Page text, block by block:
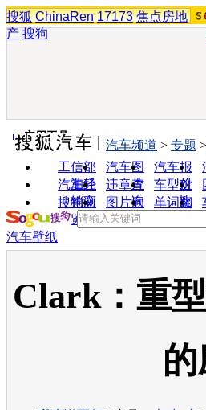
搜狐 ChinaRen 17173 焦点房地
产 搜狗
实用工具
工信部
油耗
汽车图
片
汽车报
价
汽车经
销商
违章查
询
车型对
比
搜狗浏
览器
图片欣
赏
单词翻
汽车频道 > 专题 >
汽车壁纸
Clark：重